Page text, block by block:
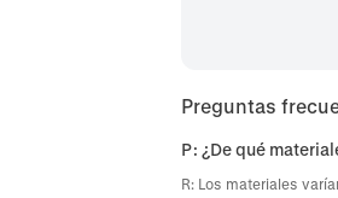
Preguntas
P: ¿De qué
R: Los materiales